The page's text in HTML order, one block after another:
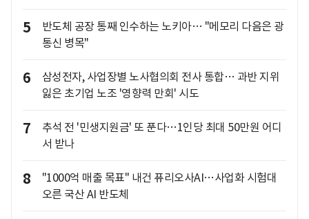
5
반도체 공장 통째 인수하는 노키아… "메모리 다음은 광
통신 병목"
6
삼성전자, 사업장별 노사협의회 전사 통합… 과반 지위
잃은 초기업 노조 '영향력 만회' 시도
7
추석 전 '민생지원금' 또 푼다…1인당 최대 50만원 어디
서 받나
8
"1000억 매출 목표" 내건 퓨리오사AI…사업화 시험대
오른 국산 AI 반도체